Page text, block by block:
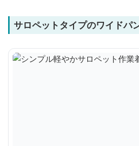
サロペットタイプのワイドパ